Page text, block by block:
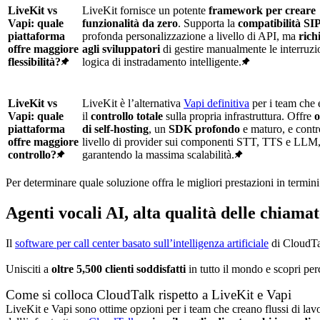
LiveKit vs
Vapi: quale
piattaforma
offre maggiore
flessibilità?
LiveKit fornisce un potente framework per creare
funzionalità da zero. Supporta la compatibilità
profonda personalizzazione a livello di API, ma
agli sviluppatori di gestire manualmente le
logica di instradamento intelligente.
LiveKit vs
Vapi: quale
piattaforma
offre maggiore
controllo?
LiveKit è l’alternativa Vapi definitiva per i team che
il controllo totale sulla propria infrastruttura. Offre
di self-hosting, un SDK profondo e maturo, e
livello di provider sui componenti STT, TTS e LLM,
garantendo la massima scalabilità.
Per determinare quale soluzione offra le migliori prestazioni in
Agenti vocali AI, alta qualità delle
Il software per call center basato sull’intelligenza artificiale di
Unisciti a oltre 5,500 clienti soddisfatti in tutto il mondo e scopri
Come si colloca CloudTalk rispetto a LiveKit e Vapi
LiveKit e Vapi sono ottime opzioni per i team che creano flussi di